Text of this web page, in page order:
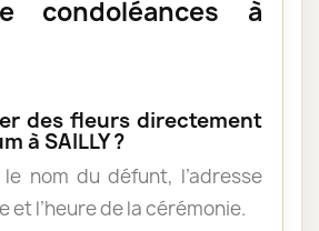
condoléances à
des fleurs directement
à SAILLY ?
nom du défunt, l’adresse
et l’heure de la cérémonie.